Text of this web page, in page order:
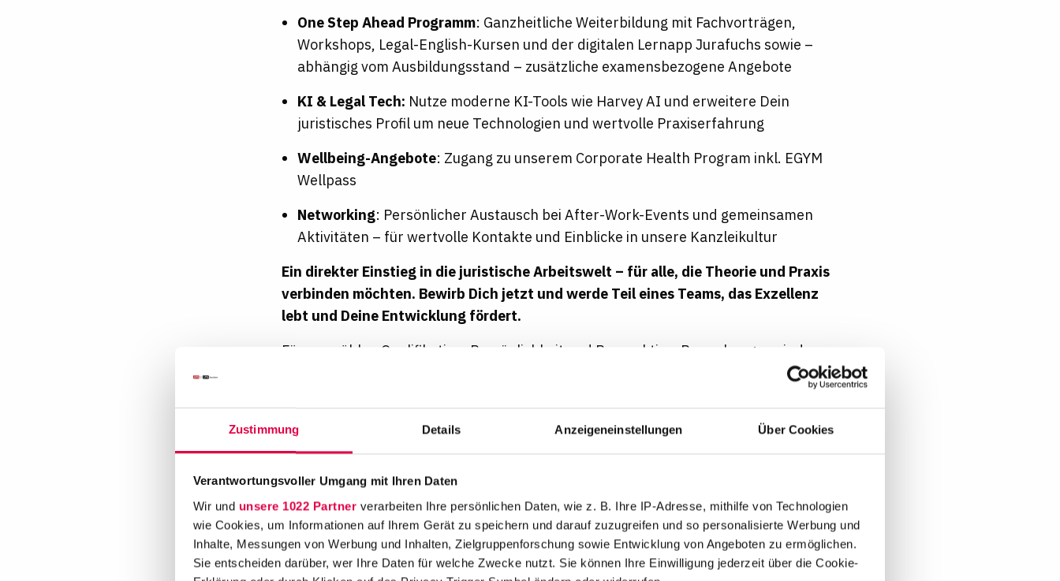
Zustimmung Details Anzeigeneinstellungen Über Cookies
Verantwortungsvoller Umgang mit Ihren Daten
Wir und unsere 1022 Partner verarbeiten Ihre persönlichen Daten, wie z. B. Ihre IP-Adresse, mithilfe von Technologien
wie Cookies, um Informationen auf Ihrem Gerät zu speichern und darauf zuzugreifen und so personalisierte Werbung und
Inhalte, Messungen von Werbung und Inhalten, Zielgruppenforschung sowie Entwicklung von Angeboten zu ermöglichen.
Sie entscheiden darüber, wer Ihre Daten für welche Zwecke nutzt. Sie können Ihre Einwilligung jederzeit über die Cookie-
One Step Ahead Programm: Ganzheitliche Weiterbildung mit Fachvorträgen,
Workshops, Legal-English-Kursen und der digitalen Lernapp Jurafuchs sowie –
abhängig vom Ausbildungsstand – zusätzliche examensbezogene Angebote
KI & Legal Tech: Nutze moderne KI-Tools wie Harvey AI und erweitere Dein
juristisches Profil um neue Technologien und wertvolle Praxiserfahrung
Wellbeing-Angebote: Zugang zu unserem Corporate Health Program inkl. EGYM
Wellpass
Networking: Persönlicher Austausch bei After-Work-Events und gemeinsamen
Aktivitäten – für wertvolle Kontakte und Einblicke in unsere Kanzleikultur
Ein direkter Einstieg in die juristische Arbeitswelt – für alle, die Theorie und Praxis
verbinden möchten. Bewirb Dich jetzt und werde Teil eines Teams, das Exzellenz
lebt und Deine Entwicklung fördert.
Für uns zählen Qualifikation, Persönlichkeit und Perspektive. Bewerbungen sind
unabhängig von Geschlecht, Alter, Behinderung, ethnischer oder sozialer Herkunft,
Arbeiten im
Ausland
Barrierefrei Berufsnetzwerke
Betriebliche
Altersvorsorge
Diensthandy